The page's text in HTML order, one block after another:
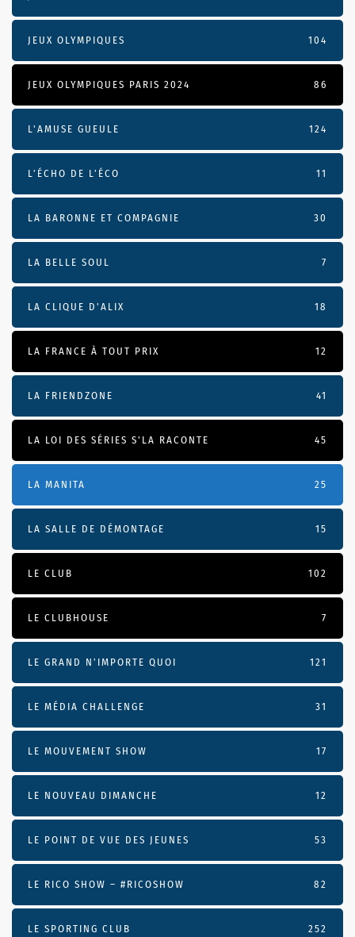
JEUX OLYMPIQUES 104
JEUX OLYMPIQUES PARIS 2024 86
L'AMUSE GUEULE 124
L’ÉCHO DE L’ÉCO 11
LA BARONNE ET COMPAGNIE 30
LA BELLE SOUL 7
LA CLIQUE D'ALIX 18
LA FRANCE À TOUT PRIX 12
LA FRIENDZONE 41
LA LOI DES SÉRIES S'LA RACONTE 45
LA MANITA 25
LA SALLE DE DÉMONTAGE 15
LE CLUB 102
LE CLUBHOUSE 7
LE GRAND N’IMPORTE QUOI 121
LE MÉDIA CHALLENGE 31
LE MOUVEMENT SHOW 17
LE NOUVEAU DIMANCHE 12
LE POINT DE VUE DES JEUNES 53
LE RICO SHOW – #RICOSHOW 82
LE SPORTING CLUB 252